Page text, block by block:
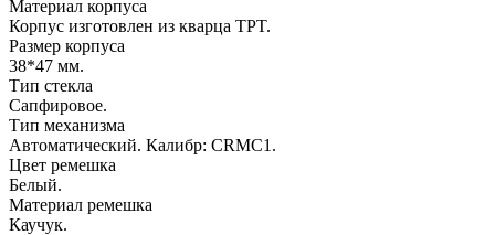
Материал корпуса
Корпус изготовлен из кварца TPT.
Размер корпуса
38*47 мм.
Тип стекла
Сапфировое.
Тип механизма
Автоматический. Калибр: CRMC1.
Цвет ремешка
Белый.
Материал ремешка
Каучук.